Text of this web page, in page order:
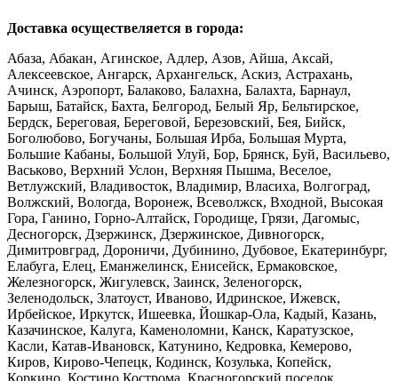
Доставка осуществеляется в города:
Абаза, Абакан, Агинское, Адлер, Азов, Айша, Аксай,
Алексеевское, Ангарск, Архангельск, Аскиз, Астрахань,
Ачинск, Аэропорт, Балаково, Балахна, Балахта, Барнаул,
Барыш, Батайск, Бахта, Белгород, Белый Яр, Бельтирское,
Бердск, Береговая, Береговой, Березовский, Бея, Бийск,
Боголюбово, Богучаны, Большая Ирба, Большая Мурта,
Большие Кабаны, Большой Улуй, Бор, Брянск, Буй, Васильево,
Васьково, Верхний Услон, Верхняя Пышма, Веселое,
Ветлужский, Владивосток, Владимир, Власиха, Волгоград,
Волжский, Вологда, Воронеж, Всеволжск, Входной, Высокая
Гора, Ганино, Горно-Алтайск, Городище, Грязи, Дагомыс,
Десногорск, Дзержинск, Дзержинское, Дивногорск,
Димитровград, Дороничи, Дубинино, Дубовое, Екатеринбург,
Елабуга, Елец, Еманжелинск, Енисейск, Ермаковское,
Железногорск, Жигулевск, Заинск, Зеленогорск,
Зеленодольск, Златоуст, Иваново, Идринское, Ижевск,
Ирбейское, Иркутск, Ишеевка, Йошкар-Ола, Кадый, Казань,
Казачинское, Калуга, Каменоломни, Канск, Каратузское,
Касли, Катав-Ивановск, Катунино, Кедровка, Кемерово,
Киров, Кирово-Чепецк, Кодинск, Козулька, Копейск,
Коркино, Костино,Кострома, Красногорский поселок,